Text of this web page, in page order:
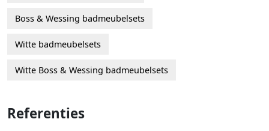
Boss & Wessing badmeubelsets
Witte badmeubelsets
Witte Boss & Wessing badmeubelsets
Referenties